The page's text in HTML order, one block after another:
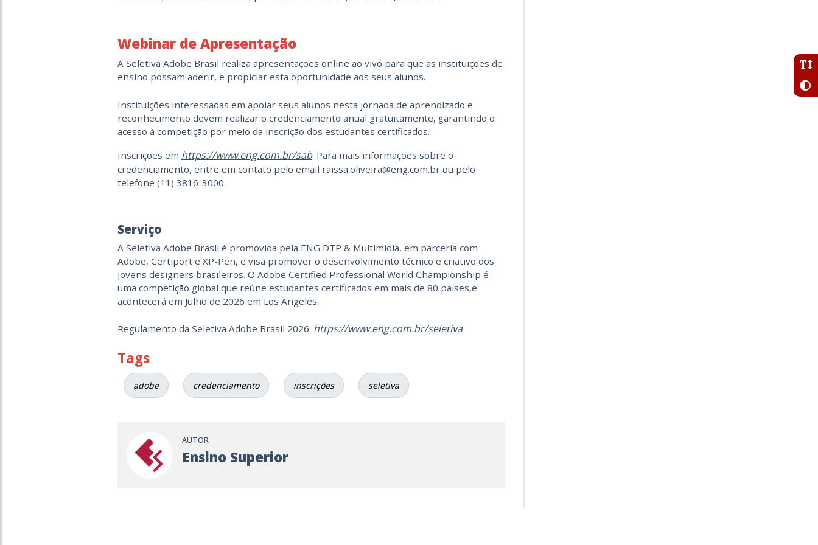
Webinar de Apresentação
A Seletiva Adobe Brasil realiza apresentações online ao vivo para que as instituições de
ensino possam aderir, e propiciar esta oportunidade aos seus alunos.
Instituições interessadas em apoiar seus alunos nesta jornada de aprendizado e
reconhecimento devem realizar o credenciamento anual gratuitamente, garantindo o
acesso à competição por meio da inscrição dos estudantes certificados.
Inscrições em https://www.eng.com.br/sab. Para mais informações sobre o
credenciamento, entre em contato pelo email raissa.oliveira@eng.com.br ou pelo
telefone (11) 3816-3000.
Serviço
A Seletiva Adobe Brasil é promovida pela ENG DTP & Multimídia, em parceria com
Adobe, Certiport e XP-Pen, e visa promover o desenvolvimento técnico e criativo dos
jovens designers brasileiros. O Adobe Certified Professional World Championship é
uma competição global que reúne estudantes certificados em mais de 80 países,e
acontecerá em Julho de 2026 em Los Angeles.
Regulamento da Seletiva Adobe Brasil 2026: https://www.eng.com.br/seletiva
Tags
adobe credenciamento inscrições seletiva
AUTOR
Ensino Superior